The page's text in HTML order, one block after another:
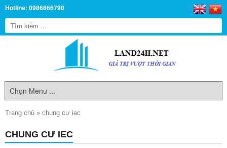
Hotline: 0986866790
Trang chủ » chung cư iec
CHUNG CƯ IEC